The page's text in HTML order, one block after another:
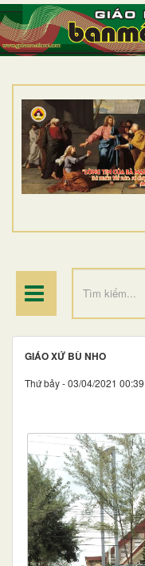
TRANG NHẤT
GIỚI THIỆU
DÒNG TU
BAN MỤC VỤ
ĐOÀN THỂ CG
ĐIỂM HÀNH HƯƠNG
GIÁO XỨ BÙ NHO
Thứ bảy - 03/04/2021 00:39